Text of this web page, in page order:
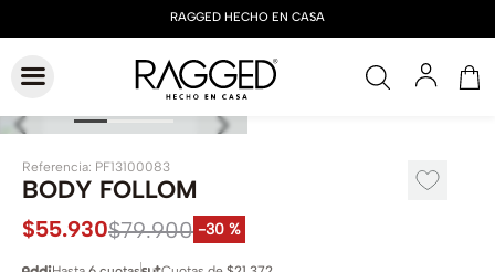
Referencia: PF13100083
BODY FOLLOM
$55.930$79.900 -30 %